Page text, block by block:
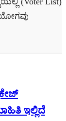
ಇಲ್ಲಿದೆ